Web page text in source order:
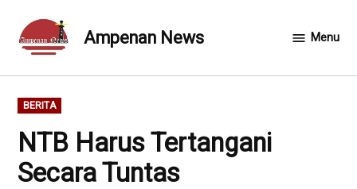
content
Ampenan News Menu
POSTED
IN
BERITA
NTB Harus Tertangani
Secara Tuntas